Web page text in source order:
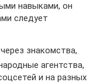
навыками, он
следует
знакомства,
агентства,
и на разных